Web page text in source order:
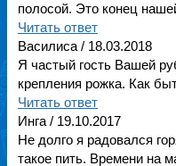
полосой. Это конец
Читать ответ
Василиса / 18.03.2018
Я частый гость Вашей
крепления рожка. Как
Читать ответ
Инга / 19.10.2017
Не долго я радовался
такое пить. Времени на